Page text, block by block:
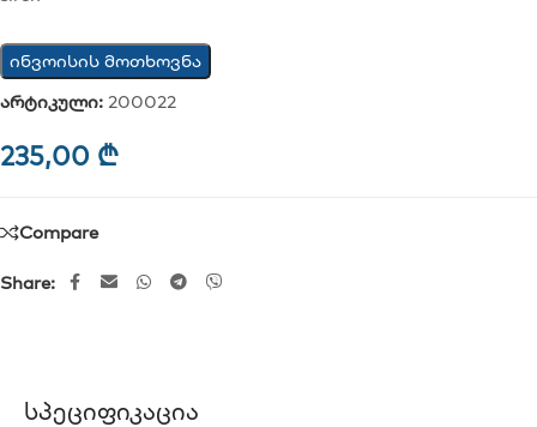
ინვოისის მოთხოვნა
არტიკული: 200022
235,00 ₾
Compare
Share:
Სპეციფიკაცია